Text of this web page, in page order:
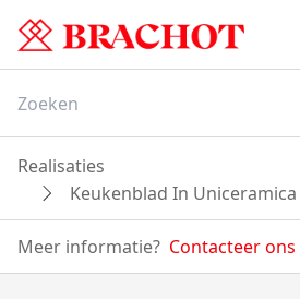
Realisaties
Keukenblad In
Meer informatie? Contacteer ons